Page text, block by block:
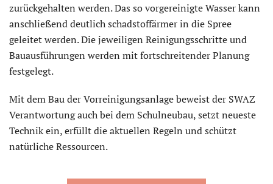
zurückgehalten werden. Das so vorgereinigte Wasser kann
anschließend deutlich schadstoffärmer in die Spree
geleitet werden. Die jeweiligen Reinigungsschritte und
Bauausführungen werden mit fortschreitender Planung
festgelegt.
Mit dem Bau der Vorreinigungsanlage beweist der SWAZ
Verantwortung auch bei dem Schulneubau, setzt neueste
Technik ein, erfüllt die aktuellen Regeln und schützt
natürliche Ressourcen.